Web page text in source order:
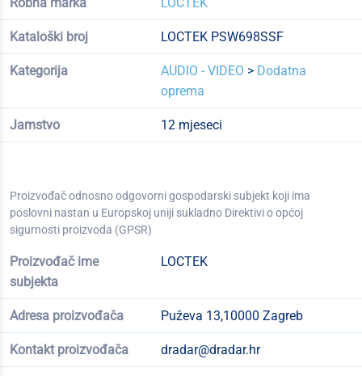
Kataloški broj LOCTEK PSW698SSF
Kategorija AUDIO - VIDEO > Dodatna
oprema
Jamstvo 12 mjeseci
Proizvođač odnosno odgovorni gospodarski subjekt koji ima
poslovni nastan u Europskoj uniji sukladno Direktivi o općoj
sigurnosti proizvoda (GPSR)
Proizvođač ime
subjekta
LOCTEK
Adresa proizvođača Puževa 13,10000 Zagreb
Kontakt proizvođača dradar@dradar.hr